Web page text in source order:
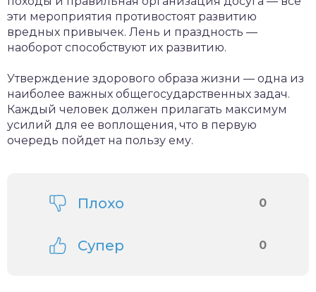
эти мероприятия противостоят развитию
вредных привычек. Лень и праздность —
наоборот способствуют их развитию.
Утверждение здорового образа жизни — одна из
наиболее важных общегосударственных задач.
Каждый человек должен прилагать максимум
усилий для ее воплощения, что в первую
очередь пойдет на пользу ему.
Плохо 0
Супер 0